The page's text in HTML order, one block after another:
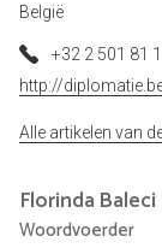
België
+32 2 501 81
http://
Alle artikelen van
Florinda Baleci
Woordvoerder